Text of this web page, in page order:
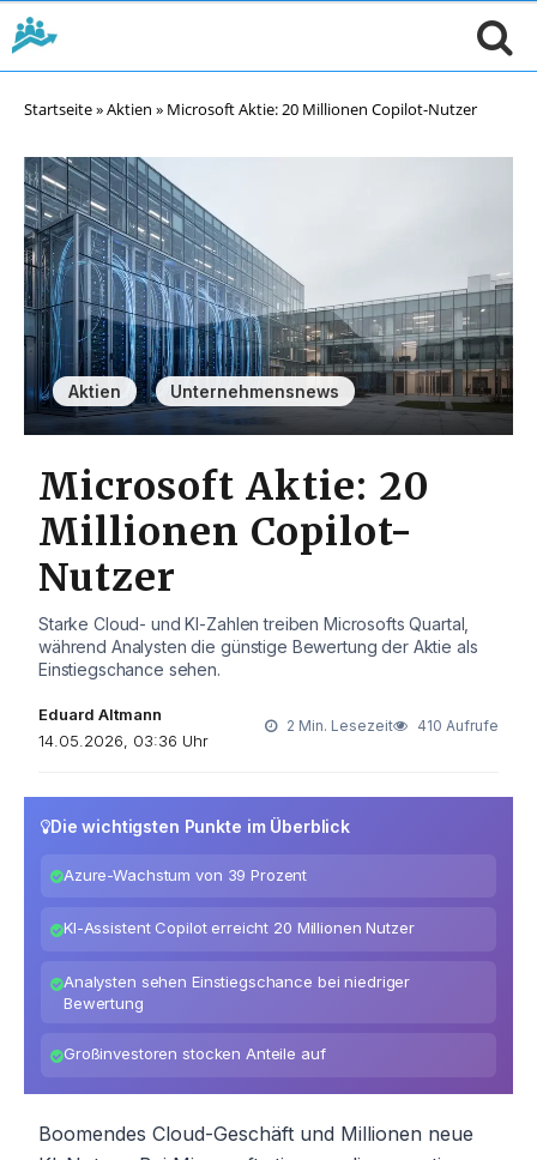
Startseite»Aktien » Microsoft Aktie: 20 Millionen Copilot-Nutzer
Aktien , Unternehmensnews
Microsoft Aktie: 20
Millionen Copilot-
Nutzer
Starke Cloud- und KI-Zahlen treiben Microsofts Quartal,
während Analysten die günstige Bewertung der Aktie als
Einstiegschance sehen.
Eduard Altmann
14.05.2026, 03:36 Uhr
2 Min. Lesezeit 410 Aufrufe
Die wichtigsten Punkte im Überblick
Azure-Wachstum von 39 Prozent
KI-Assistent Copilot erreicht 20 Millionen Nutzer
Analysten sehen Einstiegschance bei niedriger
Bewertung
Großinvestoren stocken Anteile auf
Boomendes Cloud-Geschäft und Millionen neue